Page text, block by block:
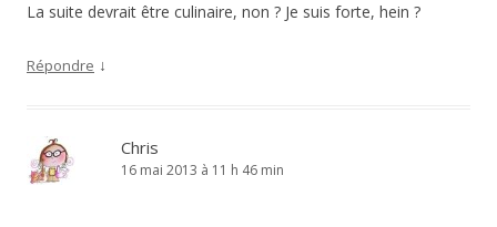
La suite devrait être culinaire, non ? Je suis forte, hein ?
Répondre ↓
Chris
16 mai 2013 à 11 h 46 min